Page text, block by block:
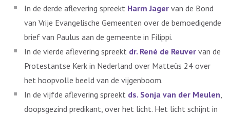
In de derde aflevering spreekt Harm Jager van de Bond
van Vrije Evangelische Gemeenten over de bemoedigende
brief van Paulus aan de gemeente in Filippi.
In de vierde aflevering spreekt dr. René de Reuver van de
Protestantse Kerk in Nederland over Matteüs 24 over
het hoopvolle beeld van de vijgenboom.
In de vijfde aflevering spreekt ds. Sonja van der Meulen,
doopsgezind predikant, over het licht. Het licht schijnt in